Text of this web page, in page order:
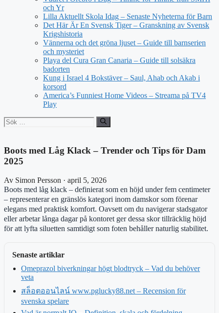
och Yr
Lilla Aktuellt Skola Idag – Senaste Nyheterna för Barn
Det Här Är En Svensk Tiger – Granskning av Svensk
Krigshistoria
Vännerna och det gröna ljuset – Guide till barnserien
och mysteriet
Playa del Cura Gran Canaria – Guide till solsäkra
badorten
Kung i Israel 4 Bokstäver – Saul, Ahab och Akab i
korsord
America’s Funniest Home Videos – Streama på TV4
Play
Sök
efter:
Boots med Låg Klack – Trender och Tips för Dam
2025
Av Simon Persson · april 5, 2026
Boots med låg klack – definierat som en höjd under fem centimeter
– representerar en gränslös kategori inom damskor som förenar
elegans med praktisk komfort. Oavsett om du navigerar stadsgator
eller arbetar långa dagar på kontoret ger dessa skor tillräcklig höjd
för att lyfta siluetten samtidigt som foten behåller naturlig stabilitet.
Senaste artiklar
Omeprazol biverkningar högt blodtryck – Vad du behöver
veta
สล็อตออนไลน์ www.pglucky88.net – Recension för
svenska spelare